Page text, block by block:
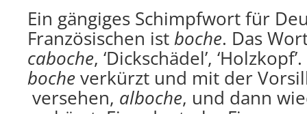
Ein gängiges Schimpfwort für
Französischen ist boche. Das
caboche, ‘Dickschädel’,
boche verkürzt und mit der
versehen, alboche, und dann